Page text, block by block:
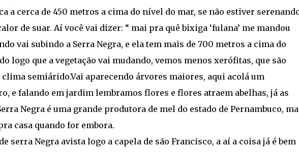
a cerca de 450 metros a cima do nível do mar, se não estiver
de suar. Aí você vai dizer: “ mai pra quê bixiga ‘fulana’ me mandou
vai subindo a Serra Negra, e ela tem mais de 700 metros a cima do
logo que a vegetação vai mudando, vemos menos xerófitas, que são
clima semiárido.Vai aparecendo árvores maiores, aqui acolá um
e falando em jardim lembramos flores e flores atraem abelhas, já as
Negra é uma grande produtora de mel do estado de Pernambuco,
casa quando for embora.
serra Negra avista logo a capela de são Francisco, a aí a coisa já é bem